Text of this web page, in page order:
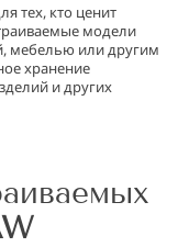
тех, кто ценит
модели
мебелью или другим
хранение
и других